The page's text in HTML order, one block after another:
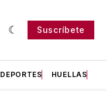
Suscríbete
DEPORTES HUELLAS